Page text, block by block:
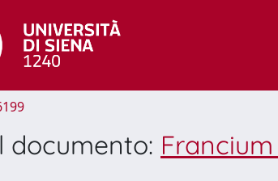
documento: